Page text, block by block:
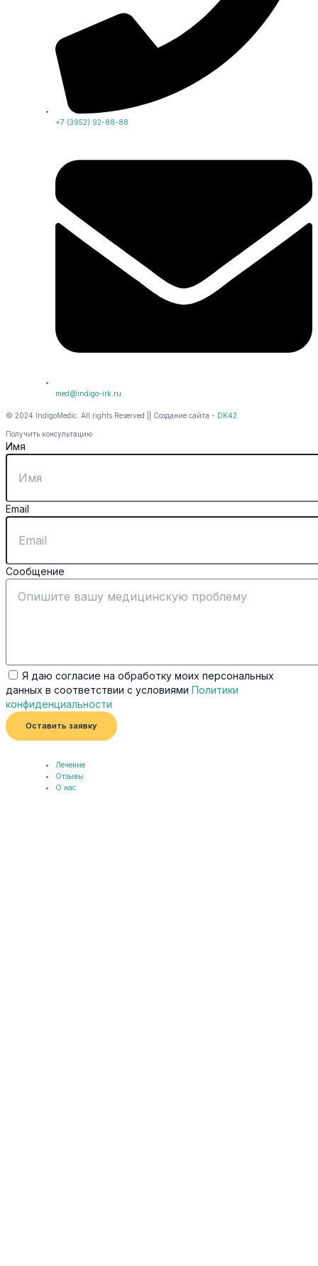
+7 (3952) 92-88-88
med@indigo-irk.ru
© 2024 IndigoMedic. All rights Reserved || Создание сайта - DK42
Получить консультацию
Имя
Email
Сообщение
Я даю согласие на обработку моих персональных
данных в соответствии с условиями Политики
конфиденциальности
Оставить заявку
Лечение
Отзывы
О нас